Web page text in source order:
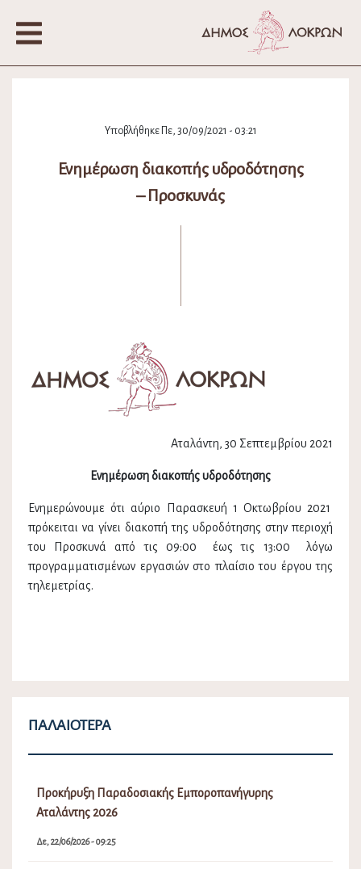
Υποβλήθηκε Πε, 30/09/2021 - 03:21
Ενημέρωση διακοπής υδροδότησης
– Προσκυνάς
Αταλάντη, 30 Σεπτεμβρίου 2021
Ενημέρωση διακοπής υδροδότησης
Ενημερώνουμε ότι αύριο Παρασκευή 1 Οκτωβρίου 2021
πρόκειται να γίνει διακοπή της υδροδότησης στην περιοχή
του Προσκυνά από τις 09:00 έως τις 13:00 λόγω
προγραμματισμένων εργασιών στο πλαίσιο του έργου της
τηλεμετρίας.
ΠΑΛΑΙΌΤΕΡΑ
Προκήρυξη Παραδοσιακής Εμποροπανήγυρης
Αταλάντης 2026
Δε, 22/06/2026 - 09:25